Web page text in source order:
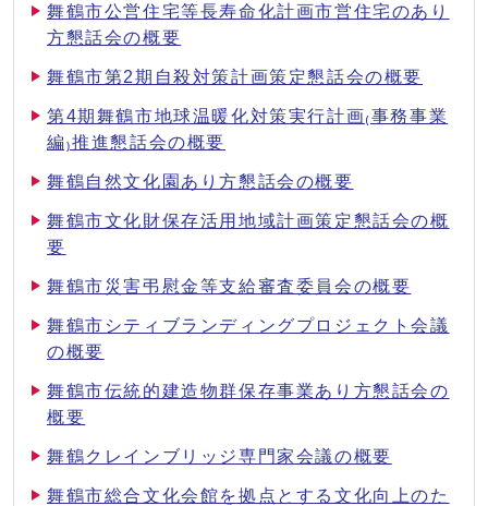
舞鶴市公営住宅等長寿命化計画市営住宅のあり
方懇話会の概要
舞鶴市第2期自殺対策計画策定懇話会の概要
第4期舞鶴市地球温暖化対策実行計画₍事務事業
編₎推進懇話会の概要
舞鶴自然文化園あり方懇話会の概要
舞鶴市文化財保存活用地域計画策定懇話会の概
要
舞鶴市災害弔慰金等支給審査委員会の概要
舞鶴市シティブランディングプロジェクト会議
の概要
舞鶴市伝統的建造物群保存事業あり方懇話会の
概要
舞鶴クレインブリッジ専門家会議の概要
舞鶴市総合文化会館を拠点とする文化向上のた